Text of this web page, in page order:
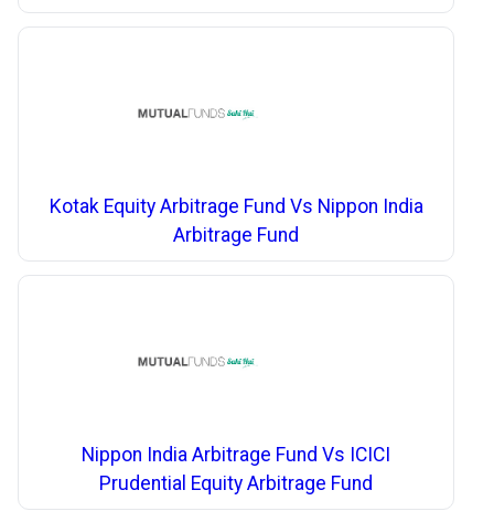
Kotak Equity Arbitrage Fund Vs Nippon India
Arbitrage Fund
Nippon India Arbitrage Fund Vs ICICI
Prudential Equity Arbitrage Fund